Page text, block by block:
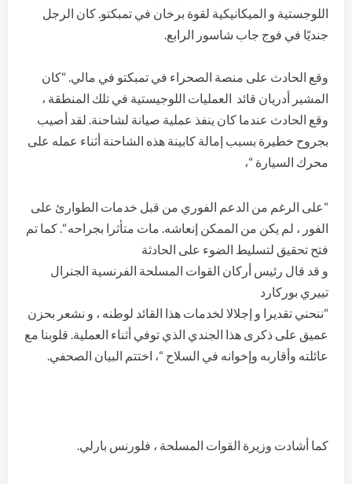
اللوجستية و الميكانيكية لقوة برخان في تمبكتو. كان الرجل
جنديًا في فوج جاب شاسور الرابع.
وقع الحادث على منصة الصحراء في تمبكتو في مالي. “كان
المشير أدريان قائد العمليات اللوجيستية في تلك المنطقة ،
وقع الحادث عندما كان ينفذ عملية صيانة لشاحنة. لقد أصيب
بجروح خطيرة بسبب إمالة كابينة هذه الشاحنة أثناء عمله على
محرك السيارة “،
“على الرغم من الدعم الفوري من قبل خدمات الطوارئ على
الفور ، لم يكن من الممكن إنعاشه. مات متأثرا بجراحه “. كما تم
فتح تحقيق لتسليط الضوء على الحادثة
و قد قال رئيس أركان القوات المسلحة الفرنسية الجنرال
تييري بوركارد
“ننحني تقديرا و إجلالا لخدمات هذا القائد لوطنه ، و نشعر بحزن
عميق على ذكرى هذا الجندي الذي توفي أثناء العملية. قلوبنا مع
عائلته وأقاربه وإخوانه في السلاح “، اختتم البيان الصحفي.
كما أشادت وزيرة القوات المسلحة ، فلورنس بارلي.